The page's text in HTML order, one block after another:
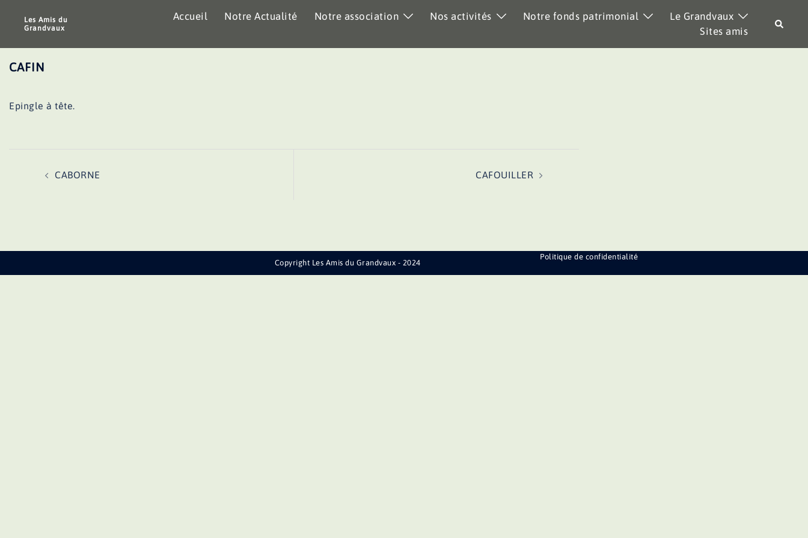
Les Amis du
Grandvaux
Accueil Notre Actualité Notre association Nos activités Notre fonds patrimonial
Le Grandvaux
Sites amis
CAFIN
Epingle à tête.
CABORNE CAFOUILLER
Copyright Les Amis du Grandvaux - 2024
Politique de confidentialité